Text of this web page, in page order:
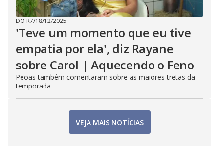
DO R7/18/12/2025
'Teve um momento que eu tive
empatia por ela', diz Rayane
sobre Carol | Aquecendo o Feno
Peoas também comentaram sobre as maiores tretas da
temporada
VEJA MAIS NOTÍCIAS